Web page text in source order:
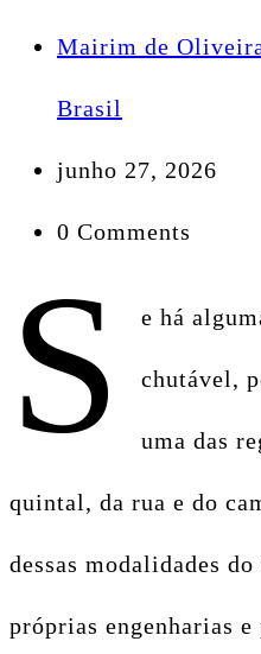
Mairim de
Brasil
junho 27, 2026
0 Comments
S e há
chutável,
uma das
quintal, da rua e do
dessas modalidades
próprias engenharias e